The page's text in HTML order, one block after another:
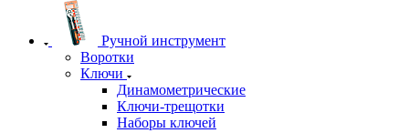
Ручной инструмент
Воротки
Ключи
Динамометрические
Ключи-трещотки
Наборы ключей